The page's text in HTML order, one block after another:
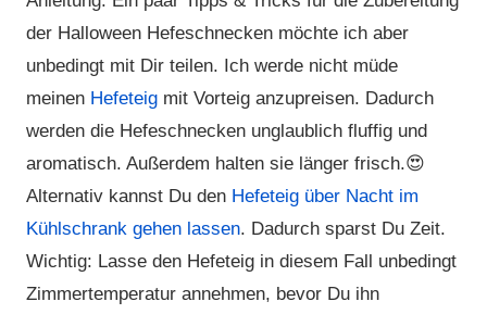
der Halloween Hefeschnecken möchte ich aber
unbedingt mit Dir teilen. Ich werde nicht müde
meinen Hefeteig mit Vorteig anzupreisen. Dadurch
werden die Hefeschnecken unglaublich fluffig und
aromatisch. Außerdem halten sie länger frisch.😍
Alternativ kannst Du den Hefeteig über Nacht im
Kühlschrank gehen lassen. Dadurch sparst Du Zeit.
Wichtig: Lasse den Hefeteig in diesem Fall unbedingt
Zimmertemperatur annehmen, bevor Du ihn